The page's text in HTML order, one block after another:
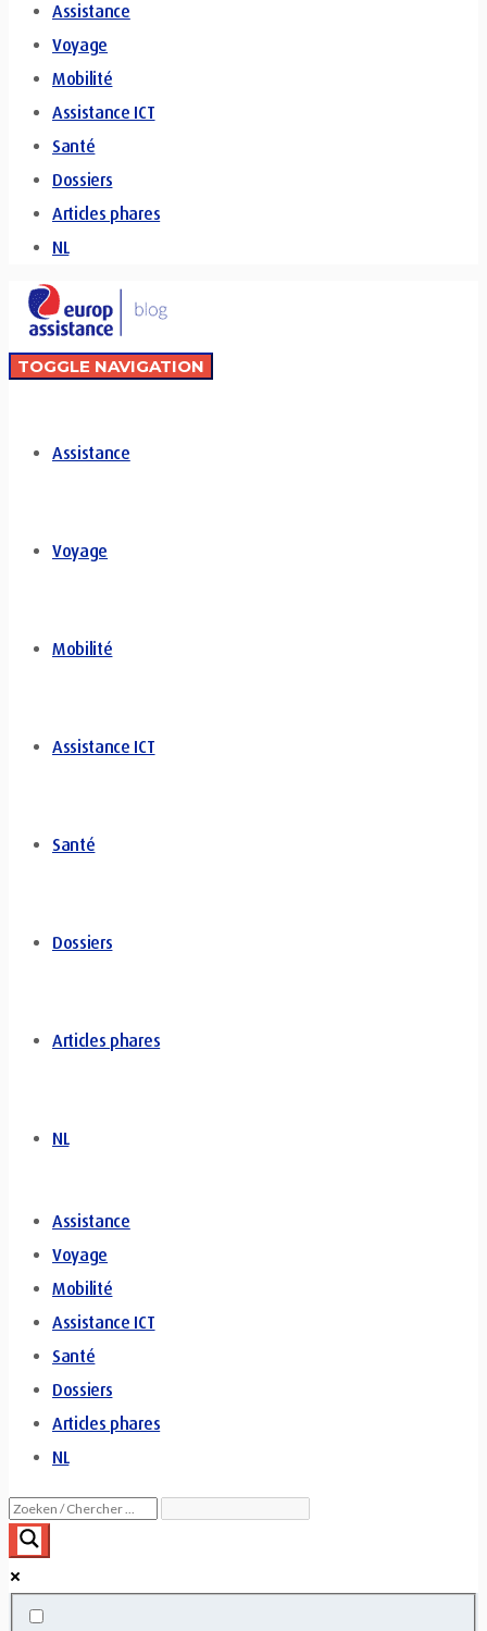
Assistance
Voyage
Mobilité
Assistance ICT
Santé
Dossiers
Articles phares
NL
TOGGLE NAVIGATION
Assistance
Voyage
Mobilité
Assistance ICT
Santé
Dossiers
Articles phares
NL
Assistance
Voyage
Mobilité
Assistance ICT
Santé
Dossiers
Articles phares
NL